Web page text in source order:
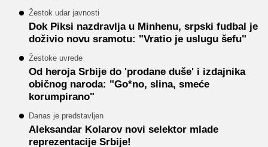
Žestok udar javnosti
Dok Piksi nazdravlja u Minhenu, srpski fudbal je
doživio novu sramotu: "Vratio je uslugu šefu"
Žestoke uvrede
Od heroja Srbije do 'prodane duše' i izdajnika
običnog naroda: "Go*no, slina, smeće
korumpirano"
Danas je predstavljen
Aleksandar Kolarov novi selektor mlade
reprezentacije Srbije!